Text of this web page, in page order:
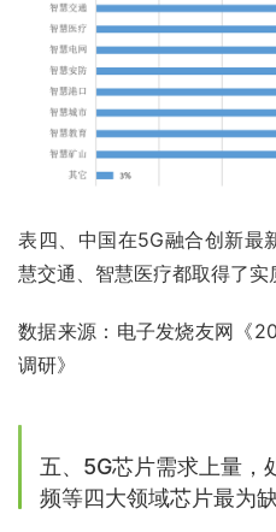
表四、中国在5G融合创新最
慧交通、智慧医疗都取得了实
数据来源：电子发烧友网《
调研》
五、5G芯片需求上量，
频等四大领域芯片最为